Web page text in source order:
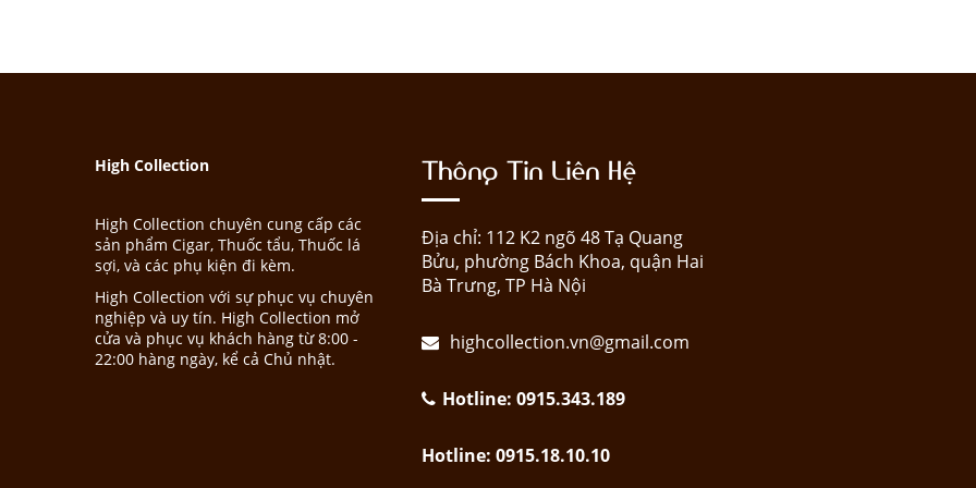
High Collection
High Collection chuyên cung cấp các
sản phẩm Cigar, Thuốc tẩu, Thuốc lá
sợi, và các phụ kiện đi kèm.
High Collection với sự phục vụ chuyên
nghiệp và uy tín. High Collection mở
cửa và phục vụ khách hàng từ 8:00 -
22:00 hàng ngày, kể cả Chủ nhật.
Thông Tin Liên Hệ
Địa chỉ: 112 K2 ngõ 48 Tạ Quang
Bửu, phường Bách Khoa, quận Hai
Bà Trưng, TP Hà Nội
highcollection.vn@gmail.com
Hotline: 0915.343.189
Hotline: 0915.18.10.10